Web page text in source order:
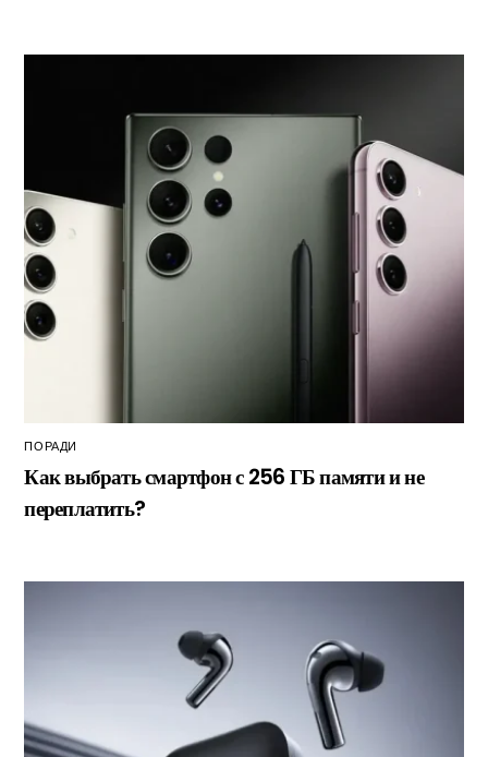
ПОРАДИ
Как выбрать смартфон с 256 ГБ памяти и не
переплатить?